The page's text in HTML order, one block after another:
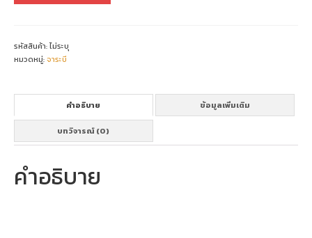
รหัสสินค้า:ไม่ระบุ
หมวดหมู่:จาระบี
คำอธิบาย ข้อมูลเพิ่มเติม
บทวิจารณ์ (0)
คำอธิบาย